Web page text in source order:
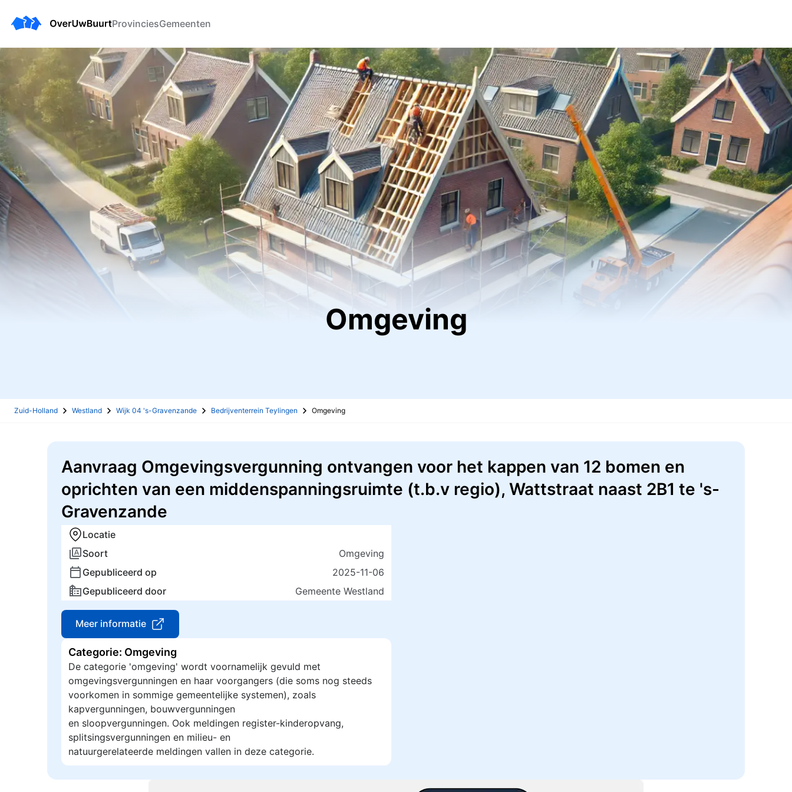
ProvinciesGemeenten
Omgeving
Zuid-Holland Westland Wijk 04 's-Gravenzande Bedrijventerrein Teylingen Omgeving
Aanvraag Omgevingsvergunning ontvangen voor het kappen van 12 bomen en
oprichten van een middenspanningsruimte (t.b.v regio), Wattstraat naast 2B1 te 's-
Gravenzande
Locatie
Soort
Omgeving
Gepubliceerd op
2025-11-06
Gepubliceerd door
Gemeente Westland
Meer informatie
Categorie: Omgeving
De categorie 'omgeving' wordt voornamelijk gevuld met
omgevingsvergunningen en haar voorgangers (die soms nog steeds
voorkomen in sommige gemeentelijke systemen), zoals
kapvergunningen, bouwvergunningen
en sloopvergunningen. Ook meldingen register-kinderopvang,
splitsingsvergunningen en milieu- en
natuurgerelateerde meldingen vallen in deze categorie.